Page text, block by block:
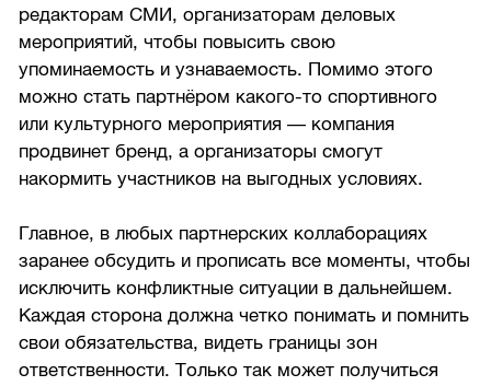
редакторам СМИ, организаторам деловых
мероприятий, чтобы повысить свою
упоминаемость и узнаваемость. Помимо этого
можно стать партнёром какого-то спортивного
или культурного мероприятия — компания
продвинет бренд, а организаторы смогут
накормить участников на выгодных условиях.
Главное, в любых партнерских коллаборациях
заранее обсудить и прописать все моменты, чтобы
исключить конфликтные ситуации в дальнейшем.
Каждая сторона должна четко понимать и помнить
свои обязательства, видеть границы зон
ответственности. Только так может получиться